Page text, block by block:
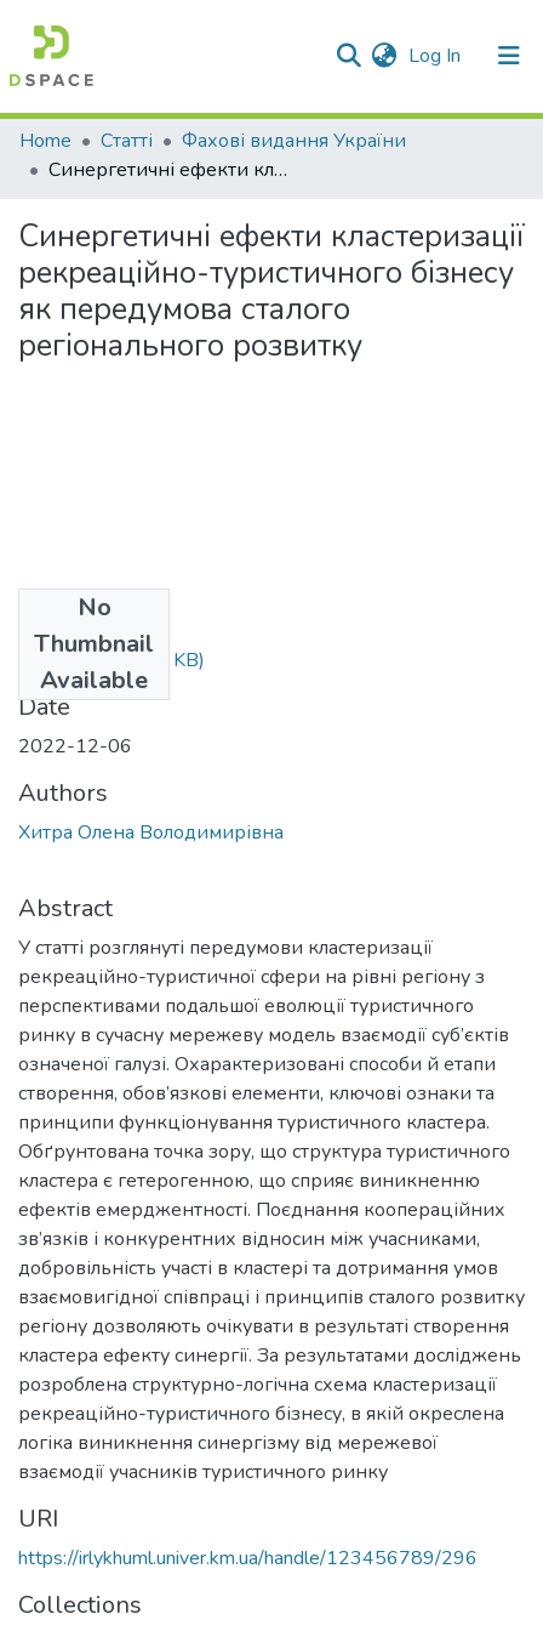
Log In (current)
Communities & Collections
All of DSpace
Statistics
Home Статті
Фахові видання України
Синергетичні ефекти кластеризації рекреаційно-туристичного бізнесу як передумова сталого регіонального розвитку
Синергетичні ефекти кластеризації
рекреаційно-туристичного бізнесу
як передумова сталого
регіонального розвитку
No
Thumbnail
Available
2240.pdf(441.83 KB)
Date
2022-12-06
Authors
Хитра Олена Володимирівна
Abstract
У статті розглянуті передумови кластеризації
рекреаційно-туристичної сфери на рівні регіону з
перспективами подальшої еволюції туристичного
ринку в сучасну мережеву модель взаємодії суб’єктів
означеної галузі. Охарактеризовані способи й етапи
створення, обов’язкові елементи, ключові ознаки та
принципи функціонування туристичного кластера.
Обґрунтована точка зору, що структура туристичного
кластера є гетерогенною, що сприяє виникненню
ефектів емерджентності. Поєднання коопераційних
зв’язків і конкурентних відносин між учасниками,
добровільність участі в кластері та дотримання умов
взаємовигідної співпраці і принципів сталого розвитку
регіону дозволяють очікувати в результаті створення
кластера ефекту синергії. За результатами досліджень
розроблена структурно-логічна схема кластеризації
рекреаційно-туристичного бізнесу, в якій окреслена
логіка виникнення синергізму від мережевої
взаємодії учасників туристичного ринку
URI
https://irlykhuml.univer.km.ua/handle/123456789/296
Collections